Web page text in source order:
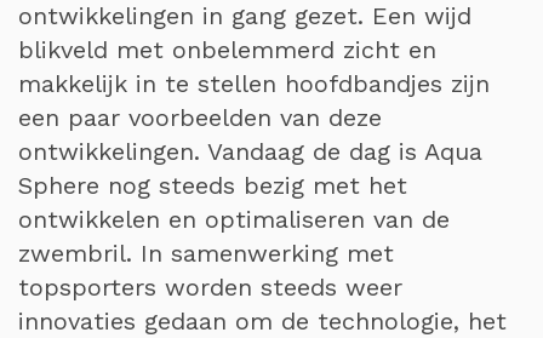
ontwikkelingen in gang gezet. Een wijd
blikveld met onbelemmerd zicht en
makkelijk in te stellen hoofdbandjes zijn
een paar voorbeelden van deze
ontwikkelingen. Vandaag de dag is Aqua
Sphere nog steeds bezig met het
ontwikkelen en optimaliseren van de
zwembril. In samenwerking met
topsporters worden steeds weer
innovaties gedaan om de technologie, het